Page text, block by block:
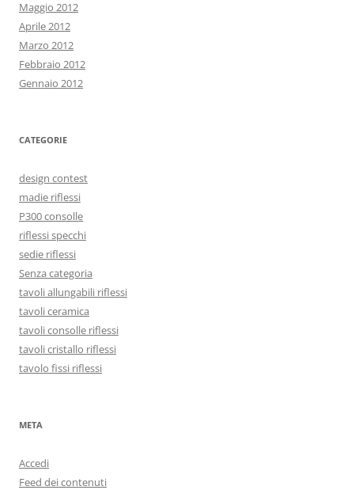
Maggio 2012
Aprile 2012
Marzo 2012
Febbraio 2012
Gennaio 2012
CATEGORIE
design contest
madie riflessi
P300 consolle
riflessi specchi
sedie riflessi
Senza categoria
tavoli allungabili riflessi
tavoli ceramica
tavoli consolle riflessi
tavoli cristallo riflessi
tavolo fissi riflessi
META
Accedi
Feed dei contenuti